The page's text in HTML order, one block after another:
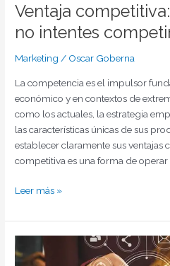
Ventaja
no intentes
Marketing / Oscar Goberna
La competencia es el impulsor
económico y en contextos de
como los actuales, la estrategia
las características únicas de sus
establecer claramente sus ventajas
competitiva es una forma de
Leer más »
PyMEs
y